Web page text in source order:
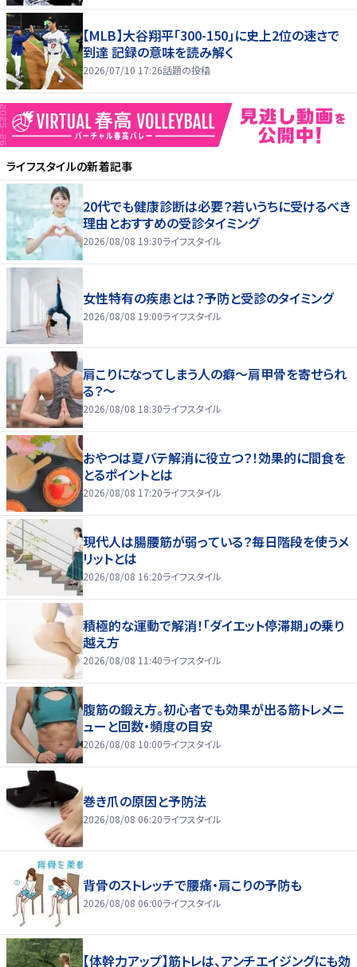
【MLB】大谷翔平「300-150」に史上2位の速さで
到達 記録の意味を読み解く
2026/07/10 17:26話題の投稿
ライフスタイルの新着記事
20代でも健康診断は必要？若いうちに受けるべき
理由とおすすめの受診タイミング
2026/08/08 19:30ライフスタイル
女性特有の疾患とは？予防と受診のタイミング
2026/08/08 19:00ライフスタイル
肩こりになってしまう人の癖～肩甲骨を寄せられ
る？～
2026/08/08 18:30ライフスタイル
おやつは夏バテ解消に役立つ？！効果的に間食を
とるポイントとは
2026/08/08 17:20ライフスタイル
現代人は腸腰筋が弱っている？毎日階段を使うメ
リットとは
2026/08/08 16:20ライフスタイル
積極的な運動で解消！「ダイエット停滞期」の乗り
越え方
2026/08/08 11:40ライフスタイル
腹筋の鍛え方。初心者でも効果が出る筋トレメニ
ューと回数・頻度の目安
2026/08/08 10:00ライフスタイル
巻き爪の原因と予防法
2026/08/08 06:20ライフスタイル
背骨のストレッチで腰痛・肩こりの予防も
2026/08/08 06:00ライフスタイル
【体幹力アップ】筋トレは、アンチエイジングにも効